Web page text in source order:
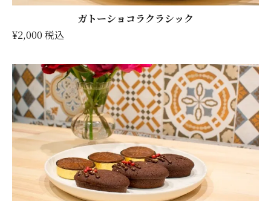
ガトーショコラクラシック
¥2,000 税込